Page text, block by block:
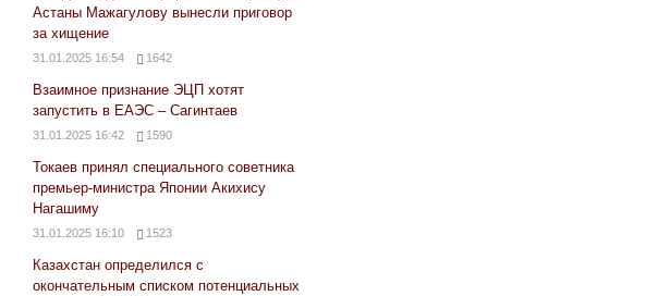
Астаны Мажагулову вынесли приговор
за хищение
31.01.2025 16:54 1642
Взаимное признание ЭЦП хотят
запустить в ЕАЭС – Сагинтаев
31.01.2025 16:42 1590
Токаев принял специального советника
премьер-министра Японии Акихису
Нагашиму
31.01.2025 16:10 1523
Казахстан определился с
окончательным списком потенциальных